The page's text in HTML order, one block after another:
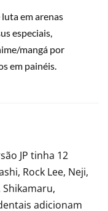
em arenas
especiais,
mangá por
em painéis.
JP tinha 12
Rock Lee, Neji,
Shikamaru,
adicionam